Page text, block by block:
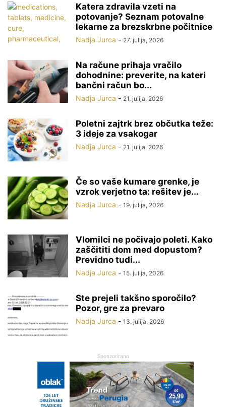
Katera zdravila vzeti na
potovanje? Seznam potovalne
lekarne za brezskrbne počitnice
Nadja Jurca - 27. julija, 2026
Na račune prihaja vračilo
dohodnine: preverite, na kateri
bančni račun bo...
Nadja Jurca - 21. julija, 2026
Poletni zajtrk brez občutka teže:
3 ideje za vsakogar
Nadja Jurca - 21. julija, 2026
Če so vaše kumare grenke, je
vzrok verjetno ta: rešitev je...
Nadja Jurca - 19. julija, 2026
Vlomilci ne počivajo poleti. Kako
zaščititi dom med dopustom?
Previdno tudi...
Nadja Jurca - 15. julija, 2026
Ste prejeli takšno sporočilo?
Pozor, gre za prevaro
Nadja Jurca - 13. julija, 2026
Sponzorirano